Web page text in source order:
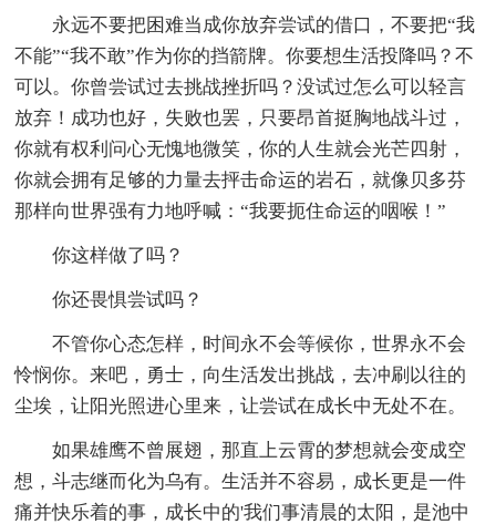
永远不要把困难当成你放弃尝试的借口，不要把“我
不能”“我不敢”作为你的挡箭牌。你要想生活投降吗？不
可以。你曾尝试过去挑战挫折吗？没试过怎么可以轻言
放弃！成功也好，失败也罢，只要昂首挺胸地战斗过，
你就有权利问心无愧地微笑，你的人生就会光芒四射，
你就会拥有足够的力量去抨击命运的岩石，就像贝多芬
那样向世界强有力地呼喊：“我要扼住命运的咽喉！”
你这样做了吗？
你还畏惧尝试吗？
不管你心态怎样，时间永不会等候你，世界永不会
怜悯你。来吧，勇士，向生活发出挑战，去冲刷以往的
尘埃，让阳光照进心里来，让尝试在成长中无处不在。
如果雄鹰不曾展翅，那直上云霄的梦想就会变成空
想，斗志继而化为乌有。生活并不容易，成长更是一件
痛并快乐着的事，成长中的'我们事清晨的太阳，是池中